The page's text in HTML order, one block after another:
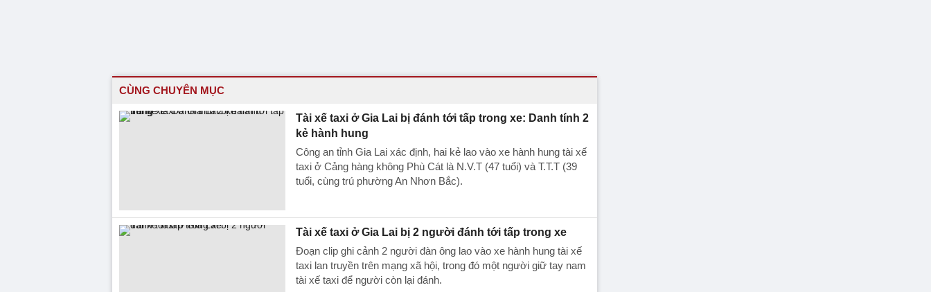
CÙNG CHUYÊN MỤC
Tài xế taxi ở Gia Lai bị đánh tới tấp trong xe: Danh tính 2
kẻ hành hung
Công an tỉnh Gia Lai xác định, hai kẻ lao vào xe hành hung tài xế
taxi ở Cảng hàng không Phù Cát là N.V.T (47 tuổi) và T.T.T (39
tuổi, cùng trú phường An Nhơn Bắc).
Tài xế taxi ở Gia Lai bị 2 người đánh tới tấp trong xe
Đoạn clip ghi cảnh 2 người đàn ông lao vào xe hành hung tài xế
taxi lan truyền trên mạng xã hội, trong đó một người giữ tay nam
tài xế taxi để người còn lại đánh.